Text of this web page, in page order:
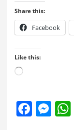
Share this:
Facebook
Like this:
Loading…
F
M